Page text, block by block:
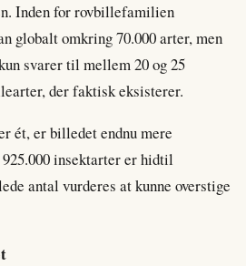
Inden for rovbillefamilien
globalt omkring 70.000 arter, men
svarer til mellem 20 og 25
der faktisk eksisterer.
ét, er billedet endnu mere
insektarter er hidtil
antal vurderes at kunne overstige